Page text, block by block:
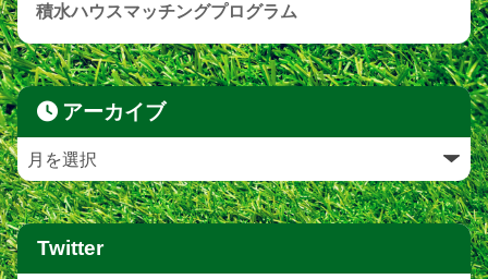
積水ハウスマッチングプログラム
アーカイブ
Twitter